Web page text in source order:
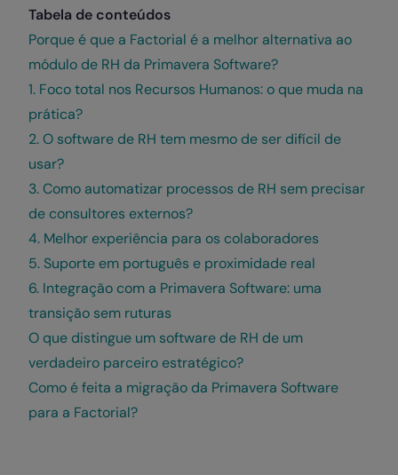
Tabela de conteúdos
Porque é que a Factorial é a melhor alternativa ao
módulo de RH da Primavera Software?
1. Foco total nos Recursos Humanos: o que muda na
prática?
2. O software de RH tem mesmo de ser difícil de
usar?
3. Como automatizar processos de RH sem precisar
de consultores externos?
4. Melhor experiência para os colaboradores
5. Suporte em português e proximidade real
6. Integração com a Primavera Software: uma
transição sem ruturas
O que distingue um software de RH de um
verdadeiro parceiro estratégico?
Como é feita a migração da Primavera Software
para a Factorial?